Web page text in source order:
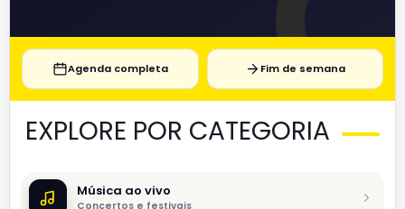
Agenda completa Fim de semana
EXPLORE POR CATEGORIA
Música ao vivo
Concertos e festivais